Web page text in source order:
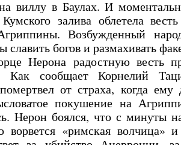
виллу в Баулах. И
залива облетела
Возбужденный
славить богов и размахивать
Нерона радостную весть
Как сообщает Корнелий
от страха, когда
покушение на
Нерон боялся, что с минуты
ворвется «римская волчица»